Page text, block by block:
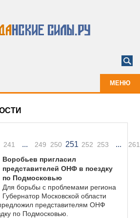
МЕНЮ
241 ... 249 250 251 252 253 ...
261
Воробьев пригласил
представителей ОНФ в поездку
по Подмосковью
Для борьбы с проблемами региона
Губернатор Московской области
представителям ОНФ
по Подмосковью.